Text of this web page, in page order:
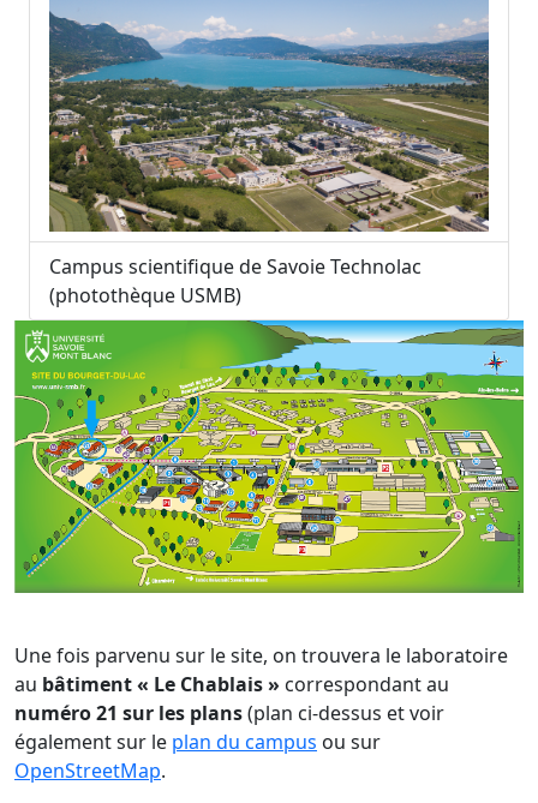
Campus scientifique de Savoie Technolac
(photothèque USMB)
Une fois parvenu sur le site, on trouvera le laboratoire
au bâtiment « Le Chablais » correspondant au
numéro 21 sur les plans(plan ci-dessus et voir
également sur le plan du campus ou sur
OpenStreetMap.